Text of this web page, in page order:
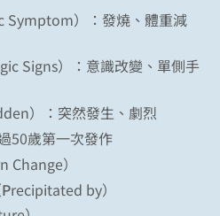
Symptom）：發燒、體重減
Signs）：意識改變、單側手
）：突然發生、劇烈
50歲第一次發作
Change）
Precipitated by）